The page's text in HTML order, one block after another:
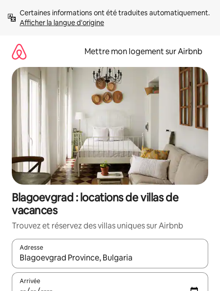
directement
Afficher la langue d'origine
Mettre mon logement sur Airbnb
Blagoevgrad : locations de villas de
vacances
Trouvez et réservez des villas uniques sur Airbnb
Adresse
Lorsque les résultats s'affichent, utilisez les flèches vers le
Arrivée